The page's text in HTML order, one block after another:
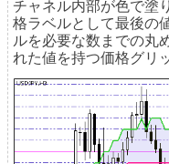
チャネル内部が色で塗
格ラベルとして最後の
ルを必要な数までの丸
れた値を持つ価格グリ